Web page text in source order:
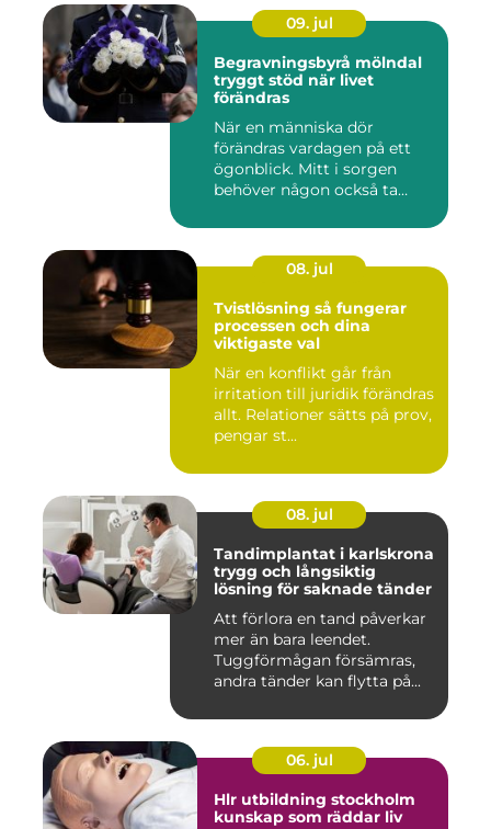
09. jul
Begravningsbyrå mölndal
tryggt stöd när livet
förändras
När en människa dör
förändras vardagen på ett
ögonblick. Mitt i sorgen
behöver någon också ta
08. jul
Tvistlösning så fungerar
processen och dina
viktigaste val
När en konflikt går från
irritation till juridik förändras
allt. Relationer sätts på prov,
pengar st...
08. jul
Tandimplantat i karlskrona
trygg och långsiktig
lösning för saknade tänder
Att förlora en tand påverkar
mer än bara leendet.
Tuggförmågan försämras,
andra tänder kan flytta på...
06. jul
Hlr utbildning stockholm
kunskap som räddar liv